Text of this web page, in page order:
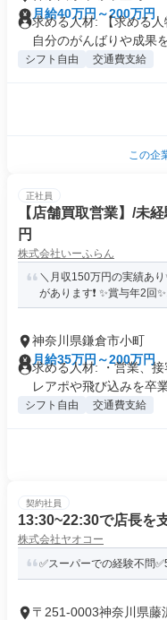
月給40万円～200万円
求める人材: 【求める
自分のがんばりや成果を
シフト自由 交通費支給
この企
正社員
【店舗買取営業】/未
円
株式会社いーふらん
＼月収150万円の実績あ
があります❗ ✨賞与年2回
神奈川県鎌倉市小町
月給35万円～200万円
求める人材: ・営業、
レアポや飛び込みを卒業
シフト自由 交通費支給
契約社員
13:30~22:30で店長を
株式会社ヤオコー
✅スーパーでの経験不問
〒251-0003神奈川県藤